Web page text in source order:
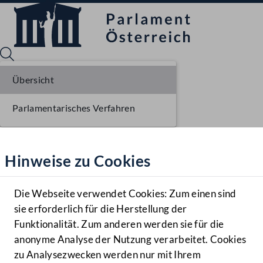
Hilfe
Benutzer
Navigationsmenü öffnen
MENÜ
Hinweise zu Cookies
Die Webseite verwendet Cookies: Zum einen sind
sie erforderlich für die Herstellung der
Funktionalität. Zum anderen werden sie für die
anonyme Analyse der Nutzung verarbeitet. Cookies
zu Analysezwecken werden nur mit Ihrem
Übersicht
Parlamentarisches Verfahren